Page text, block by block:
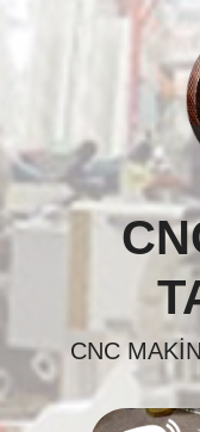
CNC